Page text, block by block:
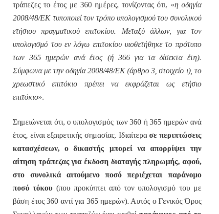
τράπεζες το έτος με 360 ημέρες, τονίζοντας ότι, «η οδηγία
2008/48/ΕΚ τυποποιεί τον τρόπο υπολογισμού του συνολικού
ετήσιου πραγματικού επιτοκίου. Μεταξύ άλλων, για τον
υπολογισμό του εν λόγω επιτοκίου υιοθετήθηκε το πρότυπο
των 365 ημερών ανά έτος (ή 366 για τα δίσεκτα έτη).
Σύμφωνα με την οδηγία 2008/48/ΕΚ (άρθρο 3, στοιχείο ι), το
χρεωστικό επιτόκιο πρέπει να εκφράζεται ως ετήσιο
επιτόκιο».
Σημειώνεται ότι, ο υπολογισμός των 360 ή 365 ημερών ανά
έτος, είναι εξαιρετικής σημασίας. Ιδιαίτερασε περιπτώσεις
κατασχέσεων, ο δικαστής μπορεί να απορρίψει την
αίτηση τράπεζας για έκδοση διαταγής πληρωμής, αφού,
στο συνολικά αιτούμενο ποσό περιέχεται παράνομο
ποσό τόκου (που προκύπτει από τον υπολογισμό του με
βάση έτος 360 αντί για 365 ημερών). Αυτός ο Γενικός Όρος